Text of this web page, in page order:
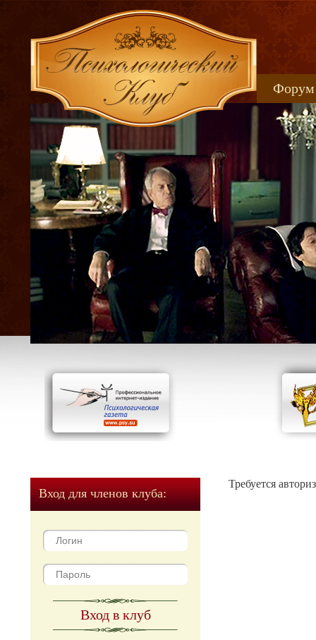
Форум
Вход для членов клуба:
Вход в клуб
Требуется